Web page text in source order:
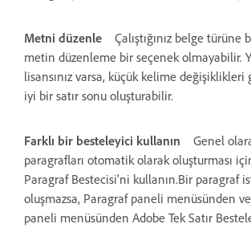
Metni düzenle
Çalıştığınız belge türüne
metin düzenleme bir seçenek olmayabilir.
lisansınız varsa, küçük kelime
iyi bir satır sonu oluşturabilir.
Farklı bir besteleyici kullanın
Genel
paragrafları otomatik olarak oluşturması
Paragraf Bestecisi'ni kullanın.Bir paragraf
oluşmazsa, Paragraf paneli menüsünden
paneli menüsünden Adobe Tek Satır